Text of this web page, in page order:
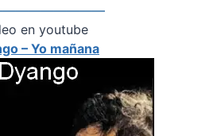
en youtube
– Yo mañana